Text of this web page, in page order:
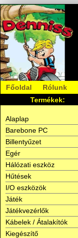
Főoldal Rólunk
Termékek:
Alaplap
Barebone PC
Billentyűzet
Egér
Hálózati eszköz
Hűtések
I/O eszközök
Játék
Játékvezérlők
Kábelek / Átalakítók
Kiegészítő